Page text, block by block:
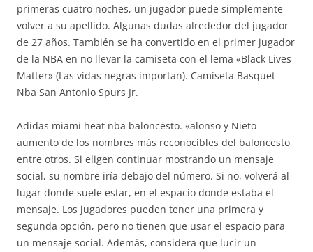
primeras cuatro noches, un jugador puede simplemente
volver a su apellido. Algunas dudas alrededor del jugador
de 27 años. También se ha convertido en el primer jugador
de la NBA en no llevar la camiseta con el lema «Black Lives
Matter» (Las vidas negras importan). Camiseta Basquet
Nba San Antonio Spurs Jr.
Adidas miami heat nba baloncesto. «alonso y Nieto
aumento de los nombres más reconocibles del baloncesto
entre otros. Si eligen continuar mostrando un mensaje
social, su nombre iría debajo del número. Si no, volverá al
lugar donde suele estar, en el espacio donde estaba el
mensaje. Los jugadores pueden tener una primera y
segunda opción, pero no tienen que usar el espacio para
un mensaje social. Además, considera que lucir un